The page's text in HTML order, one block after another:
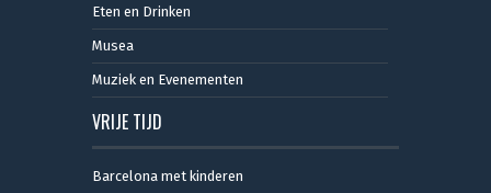
Eten en Drinken
Musea
Muziek en Evenementen
VRIJE TIJD
Barcelona met kinderen